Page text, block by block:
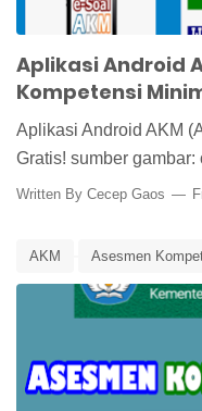
Aplikasi Android
Kompetensi
Aplikasi Android AKM
Gratis! sumber
Written By Cecep Gaos
AKM Asesmen
Latihan Soal Latihan
Pusat Asesmen dan